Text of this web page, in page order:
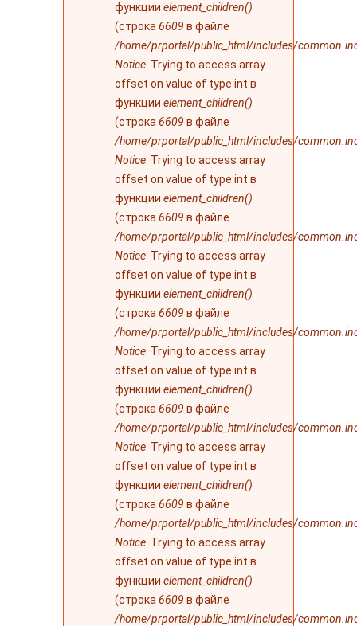
функции element_children()
(строка 6609 в файле
/home/prportal/public_html/includes/
Notice: Trying to access array
offset on value of type int в
функции element_children()
(строка 6609 в файле
/home/prportal/public_html/includes/
Notice: Trying to access array
offset on value of type int в
функции element_children()
(строка 6609 в файле
/home/prportal/public_html/includes/
Notice: Trying to access array
offset on value of type int в
функции element_children()
(строка 6609 в файле
/home/prportal/public_html/includes/
Notice: Trying to access array
offset on value of type int в
функции element_children()
(строка 6609 в файле
/home/prportal/public_html/includes/
Notice: Trying to access array
offset on value of type int в
функции element_children()
(строка 6609 в файле
/home/prportal/public_html/includes/
Notice: Trying to access array
offset on value of type int в
функции element_children()
(строка 6609 в файле
/home/prportal/public_html/includes/